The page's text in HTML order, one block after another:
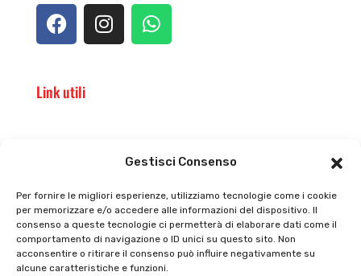
Gestisci Consenso
Per fornire le migliori esperienze, utilizziamo tecnologie come i cookie
per memorizzare e/o accedere alle informazioni del dispositivo. Il
consenso a queste tecnologie ci permetterà di elaborare dati come il
comportamento di navigazione o ID unici su questo sito. Non
acconsentire o ritirare il consenso può influire negativamente su
alcune caratteristiche e funzioni.
Link utili
Privacy policy
Cookie policy
Tutti prodotti
Termini e condizioni